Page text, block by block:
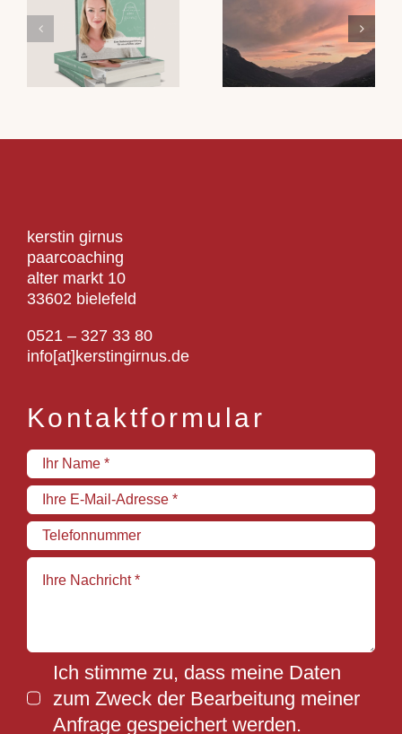
kerstin girnus
paarcoaching
alter markt 10
33602 bielefeld
0521 – 327 33 80
info[at]kerstingirnus.de
Kontaktformular
Ich stimme zu, dass meine Daten
zum Zweck der Bearbeitung meiner
Anfrage gespeichert werden.